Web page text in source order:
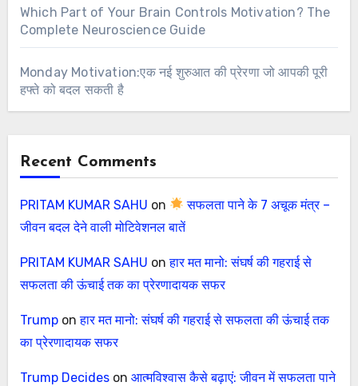
Which Part of Your Brain Controls Motivation? The
Complete Neuroscience Guide
Monday Motivation:एक नई शुरुआत की प्रेरणा जो आपकी पूरी
हफ्ते को बदल सकती है
Recent Comments
PRITAM KUMAR SAHU on
सफलता पाने के 7 अचूक मंत्र –
जीवन बदल देने वाली मोटिवेशनल बातें
PRITAM KUMAR SAHU onहार मत मानो: संघर्ष की गहराई से
सफलता की ऊंचाई तक का प्रेरणादायक सफर
Trumponहार मत मानो: संघर्ष की गहराई से सफलता की ऊंचाई तक
का प्रेरणादायक सफर
Trump Decideson आत्मविश्वास कैसे बढ़ाएं: जीवन में सफलता पाने